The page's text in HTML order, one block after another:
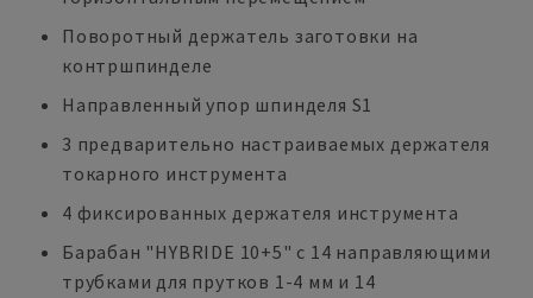
Поворотный держатель заготовки на
контршпинделе
Направленный упор шпинделя S1
3 предварительно настраиваемых держателя
токарного инструмента
4 фиксированных держателя инструмента
Барабан "HYBRIDE 10+5" с 14 направляющими
трубками для прутков 1-4 мм и 14